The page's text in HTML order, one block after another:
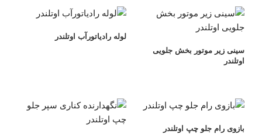
سینی زیر موتور بخش جلویی
اوتلندر
لوله رادیاتورآب اوتلندر
بازوی رام جلو چپ اوتلندر